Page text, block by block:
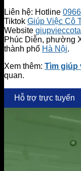
Liên hệ: Hotline
Tiktok Giúp Việc Cô
Website
Phúc Diễn, phường
thành phố Hà Nội.
Xem thêm: Tìm giúp
quan.
Hỗ trợ trực tuyến